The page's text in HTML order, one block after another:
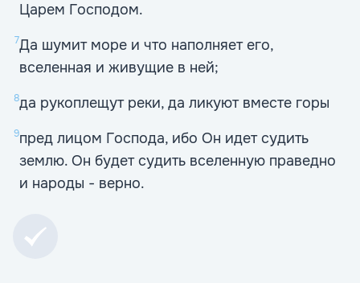
Царем Господом.
7Да шумит море и что наполняет его,
вселенная и живущие в ней;
8да рукоплещут реки, да ликуют вместе горы
9пред лицом Господа, ибо Он идет судить
землю. Он будет судить вселенную праведно
и народы - верно.